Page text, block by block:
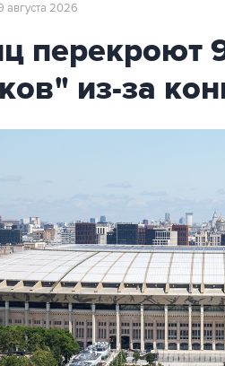
августа 2026
перекроют
из-за